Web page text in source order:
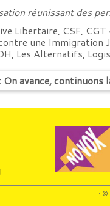
réunissant des
Libertaire, CSF,
une Immigration
Les Alternatifs,
On avance,
· ©